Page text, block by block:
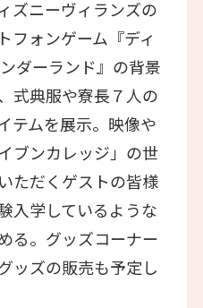
ズニーヴィランズの
フォンゲーム『ディ
ダーランド』の背景
式典服や寮長７人の
テムを展示。映像や
ブンカレッジ」の世
ただくゲストの皆様
入学しているような
る。グッズコーナー
ッズの販売も予定し